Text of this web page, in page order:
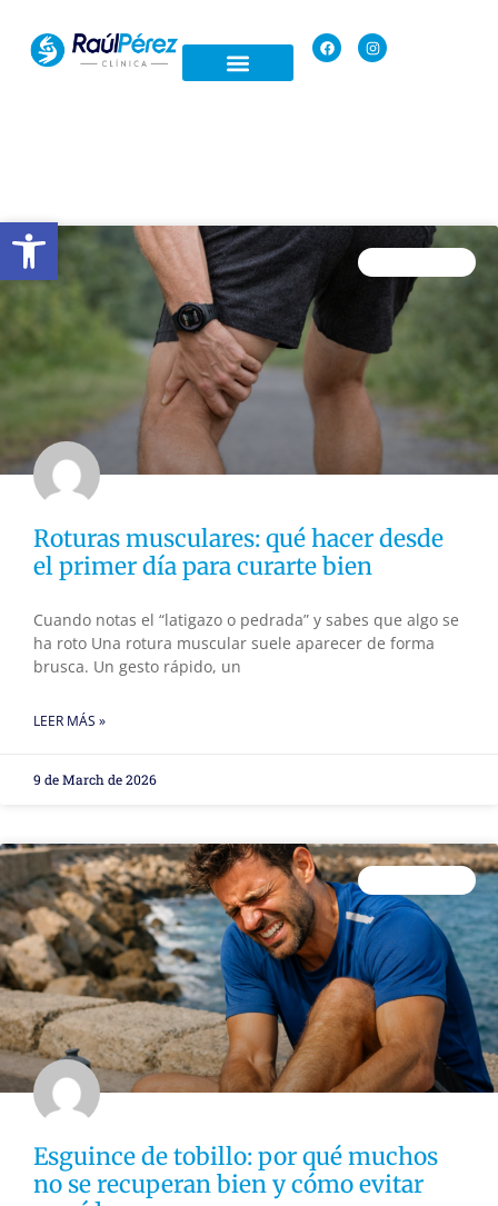
Open toolbar
Roturas musculares: qué hacer desde
el primer día para curarte bien
Cuando notas el “latigazo o pedrada” y sabes que algo se
ha roto Una rotura muscular suele aparecer de forma
brusca. Un gesto rápido, un
LEER MÁS »
9 de March de 2026
Esguince de tobillo: por qué muchos
no se recuperan bien y cómo evitar